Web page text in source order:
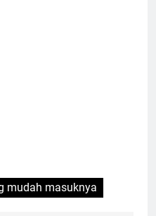
mudah masuknya